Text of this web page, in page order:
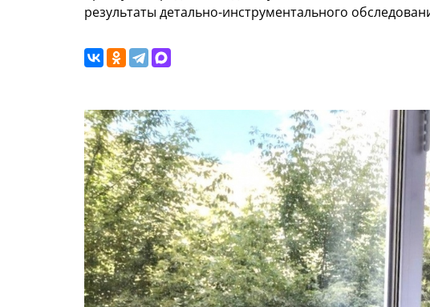
результаты детально-инструментального